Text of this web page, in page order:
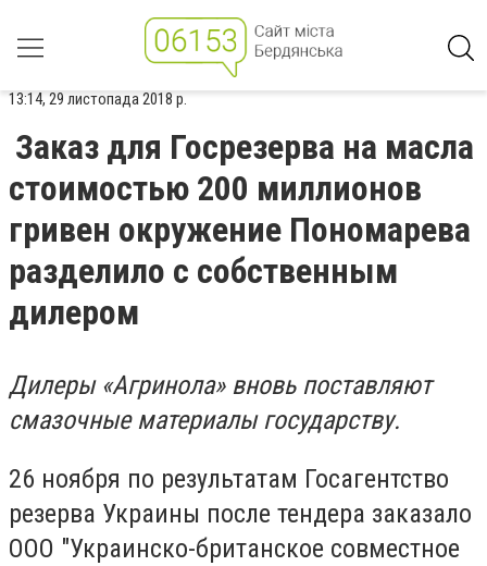
13:14, 29 листопада 2018 р.
Заказ для Госрезерва на масла
стоимостью 200 миллионов
гривен окружение Пономарева
разделило с собственным
дилером
Дилеры «Агринола» вновь поставляют
смазочные материалы государству.
26 ноября по результатам Госагентство
резерва Украины после тендера заказало
ООО "Украинско-британское совместное